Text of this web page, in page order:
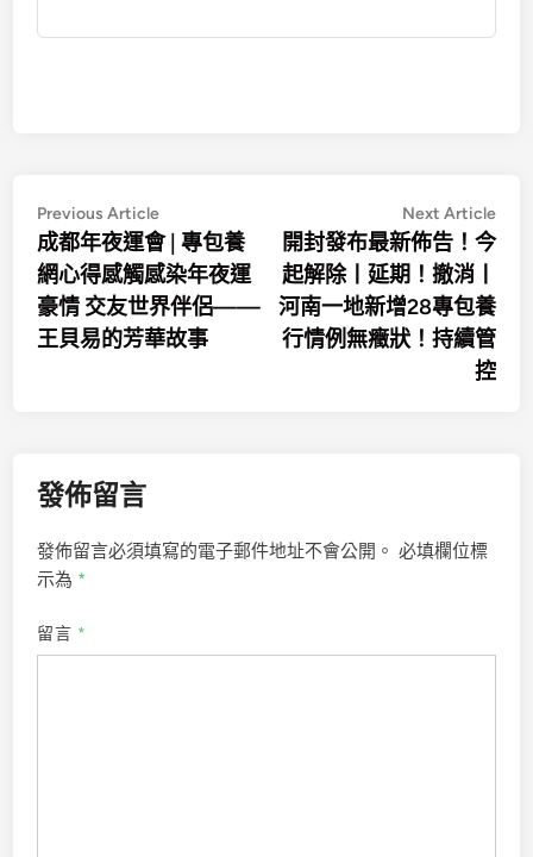
文
章
導
覽
Previous ArticlePrevious
article:
成都年夜運會 | 專包養
網心得感觸感染年夜運
豪情 交友世界伴侶——
王貝易的芳華故事
Next Article
開封發布最新佈告！今
起解除丨延期！撤消丨
河南一地新增28專包養
行情例無癥狀！持續管
控
發佈留言
發佈留言必須填寫的電子郵件地址不會公開。 必填欄位標
示為 *
留言 *